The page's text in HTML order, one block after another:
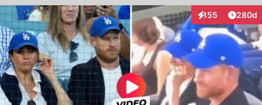
155
Interaktionen280d